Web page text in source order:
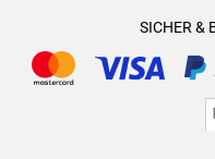
SICHER &